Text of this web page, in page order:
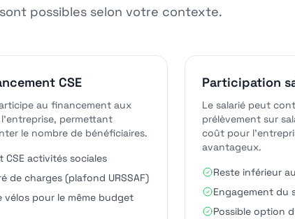
possibles selon votre contexte.
CSE
au financement aux
permettant
le nombre de bénéficiaires.
CSE activités sociales
de charges (plafond URSSAF)
vélos pour le même budget
Participation
Le salarié peut
prélèvement sur
coût pour
avantageux.
Reste inférieur
Engagement du
Possible option